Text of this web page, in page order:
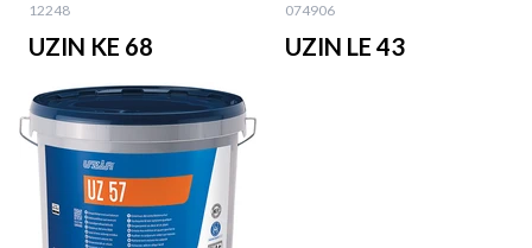
12248
UZIN KE 68
074906
UZIN LE 43